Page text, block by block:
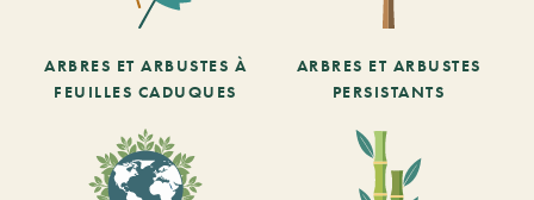
ARBRES ET ARBUSTES À
FEUILLES CADUQUES
ARBRES ET ARBUSTES
PERSISTANTS